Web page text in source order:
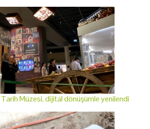
Müzesi, dijital dönüşümle yenilendi